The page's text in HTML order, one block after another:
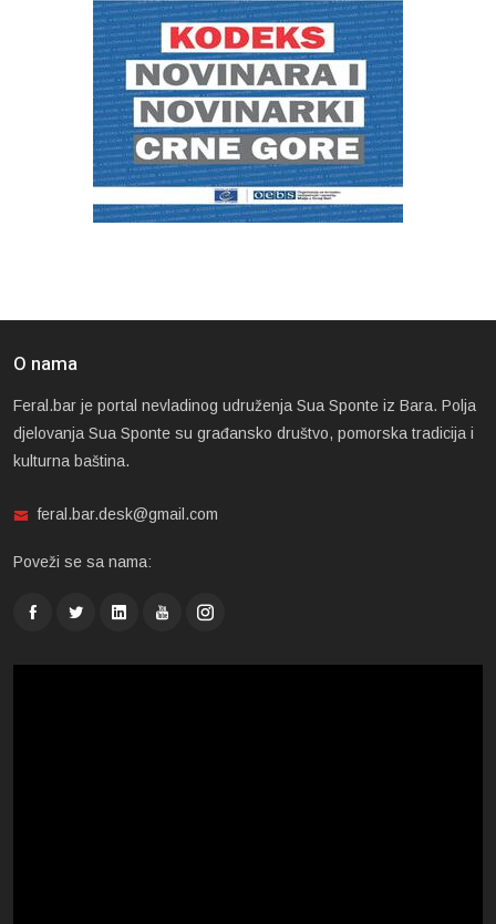
O nama
Feral.bar je portal nevladinog udruženja Sua Sponte iz Bara. Polja
djelovanja Sua Sponte su građansko društvo, pomorska tradicija i
kulturna baština.
feral.bar.desk@gmail.com
Poveži se sa nama: